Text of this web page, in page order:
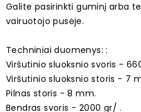
Galite pasirinkti guminį arba
vairuotojo pusėje.
Techniniai duomenys: :
Viršutinio sluoksnio svoris -
Viršutinio sluoksnio storis - 7
Pilnas storis - 8 mm.
Bendras svoris - 2000 gr/ .